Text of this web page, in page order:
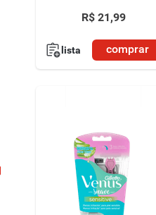
R$ 21,99
lista comprar